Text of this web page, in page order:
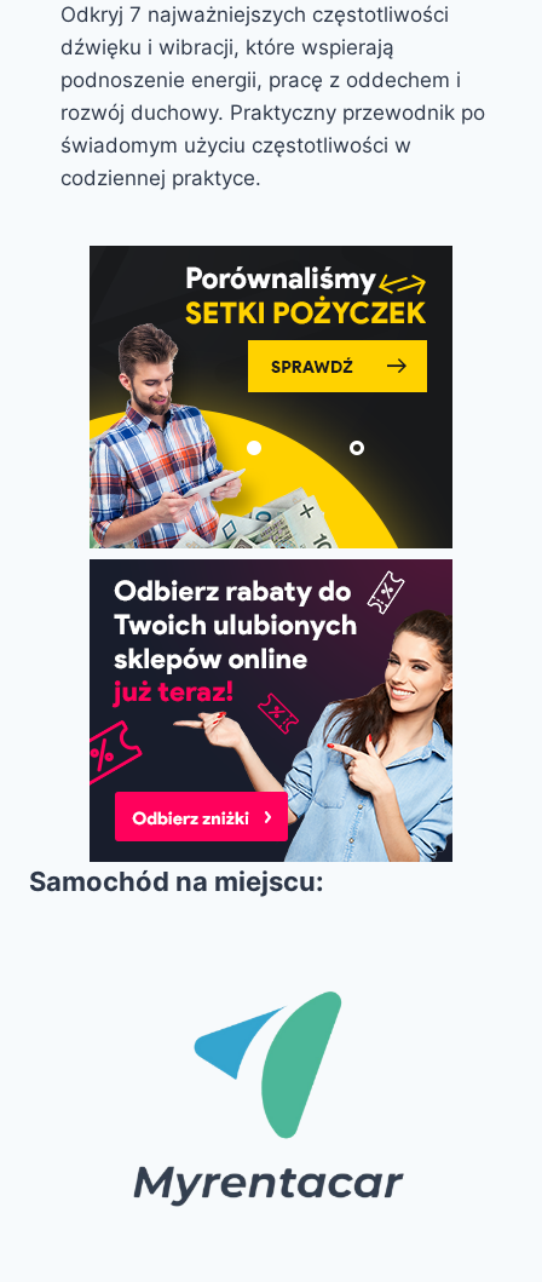
Odkryj 7 najważniejszych częstotliwości
dźwięku i wibracji, które wspierają
podnoszenie energii, pracę z oddechem i
rozwój duchowy. Praktyczny przewodnik po
świadomym użyciu częstotliwości w
codziennej praktyce.
Samochód na miejscu: